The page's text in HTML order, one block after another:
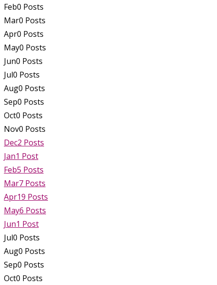
Feb0 Posts
Mar0 Posts
Apr0 Posts
May0 Posts
Jun0 Posts
Jul0 Posts
Aug0 Posts
Sep0 Posts
Oct0 Posts
Nov0 Posts
Dec2 Posts
Jan1 Post
Feb5 Posts
Mar7 Posts
Apr19 Posts
May6 Posts
Jun1 Post
Jul0 Posts
Aug0 Posts
Sep0 Posts
Oct0 Posts